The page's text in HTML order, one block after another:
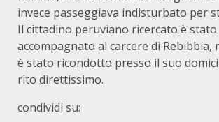
invece passeggiava indisturbato per
Il cittadino peruviano ricercato è stato
accompagnato al carcere di Rebibbia,
è stato ricondotto presso il suo
rito direttissimo.
condividi su: